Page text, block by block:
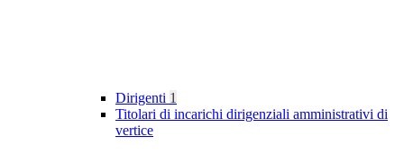
Dirigenti 1
Titolari di incarichi dirigenziali amministrativi di
vertice